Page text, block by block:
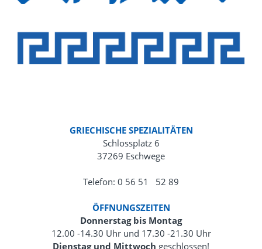
GRIECHISCHE SPEZIALITÄTEN
Schlossplatz 6
37269 Eschwege
Telefon: 0 56 51 52 89
ÖFFNUNGSZEITEN
Donnerstag bis Montag
12.00 -14.30 Uhr und 17.30 -21.30 Uhr
Dienstag und Mittwoch geschlossen!